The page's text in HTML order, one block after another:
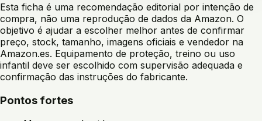
Esta ficha é uma recomendação editorial por intenção de
compra, não uma reprodução de dados da Amazon. O
objetivo é ajudar a escolher melhor antes de confirmar
preço, stock, tamanho, imagens oficiais e vendedor na
Amazon.es. Equipamento de proteção, treino ou uso
infantil deve ser escolhido com supervisão adequada e
confirmação das instruções do fabricante.
Pontos fortes